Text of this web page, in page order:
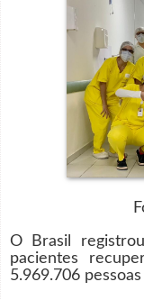
O Brasil
pacientes
5.969.706